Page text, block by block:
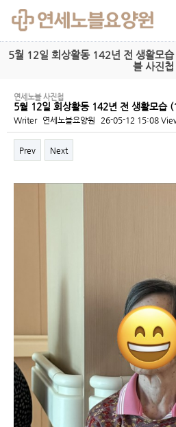
5월 12일 회상활동 142년 전 생활모
블 사진첩
연세노블 사진첩
5월 12일 회상활동 142년 전 생활모습
Writer 연세노블요양원 26-05-12 15:08
Prev Next
Content